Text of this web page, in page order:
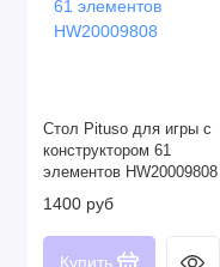
Стол Pituso для игры с
конструктором 61
элементов HW20009808
1400 руб
Купить